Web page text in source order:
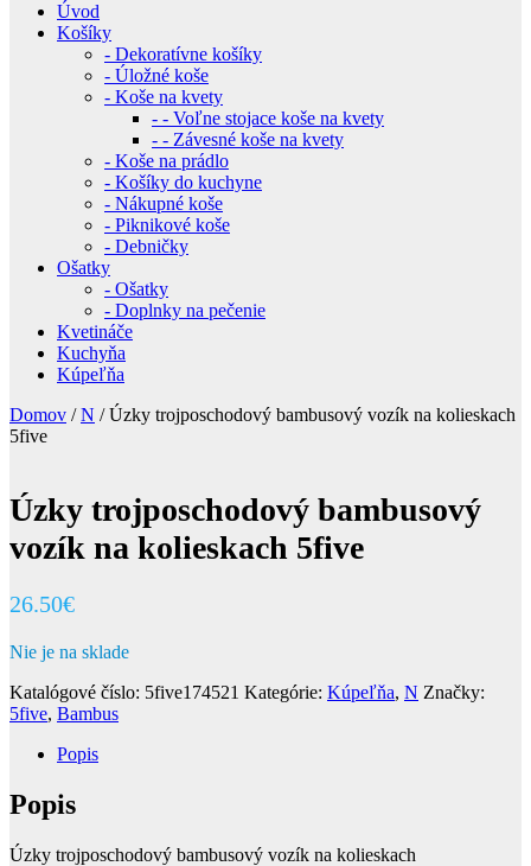
Úvod
Košíky
- Dekoratívne košíky
- Úložné koše
- Koše na kvety
- - Voľne stojace koše na kvety
- - Závesné koše na kvety
- Koše na prádlo
- Košíky do kuchyne
- Nákupné koše
- Piknikové koše
- Debničky
Ošatky
- Ošatky
- Doplnky na pečenie
Kvetináče
Kuchyňa
Kúpeľňa
Domov /N / Úzky trojposchodový bambusový vozík na kolieskach
5five
Úzky trojposchodový bambusový
vozík na kolieskach 5five
26.50€
Nie je na sklade
Katalógové číslo: 5five174521 Kategórie: Kúpeľňa, N Značky:
5five, Bambus
Popis
Popis
Úzky trojposchodový bambusový vozík na kolieskach